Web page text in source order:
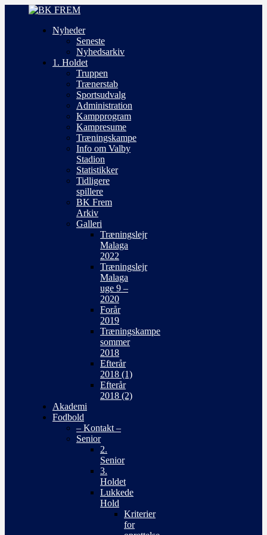
Nyheder
Seneste
Nyhedsarkiv
1. Holdet
Truppen
Trænerstab
Sportsudvalg
Administration
Kampprogram
Kampresume
Træningskampe
Info om Valby
Stadion
Statistikker
Tidligere
spillere
BK Frem
Arkiv
Galleri
Træningslejr
Malaga
2022
Træningslejr
Malaga
uge 9 –
2020
Forår
2019
Træningskampe
sommer
2018
Efterår
2018 (1)
Efterår
2018 (2)
Akademi
Fodbold
– Kontakt –
Senior
2.
Senior
3.
Holdet
Lukkede
Hold
Kriterier
for